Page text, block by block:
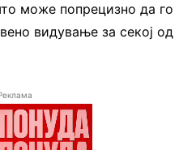
може попрецизно да го
видување за секој од